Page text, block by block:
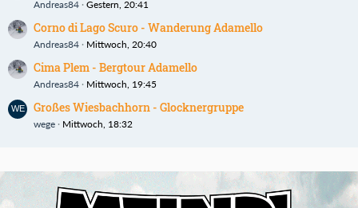
Andreas84 Gestern, 20:41
Corno di Lago Scuro - Wanderung Adamello
Andreas84 Mittwoch, 20:40
Cima Plem - Bergtour Adamello
Andreas84 Mittwoch, 19:45
Großes Wiesbachhorn - Glocknergruppe
wege Mittwoch, 18:32